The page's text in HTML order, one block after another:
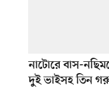
নাটোরে বাস-
দুই ভাইসহ তিন গরু